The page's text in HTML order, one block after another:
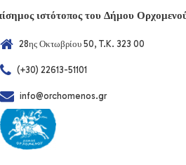
ιστότοπος του Δήμου
28ης Οκτωβρίου 50, T.K. 323 00
(+30) 22613-51101
info@orchomenos.gr